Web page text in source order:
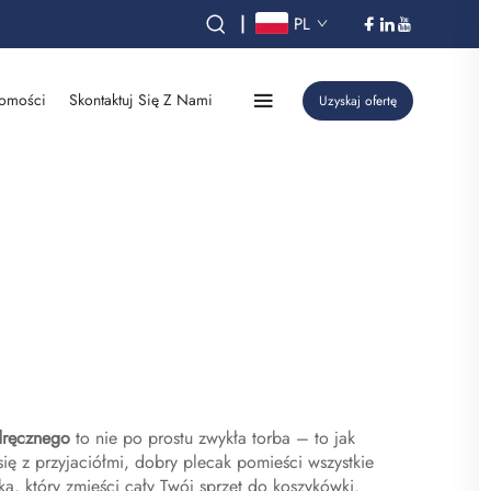
| PL
Skontaktuj Się Z Nami Uzyskaj ofertę
to nie po prostu zwykła torba – to jak
z przyjaciółmi, dobry plecak pomieści wszystkie